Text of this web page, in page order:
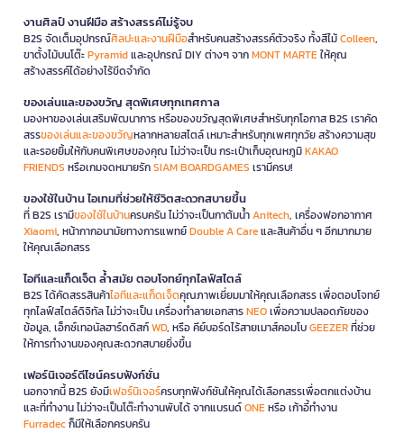
งานศิลป์ งานฝีมือ สร้างสรรค์ไม่รู้จบ
B2S จัดเต็มอุปกรณ์ศิลปะและงานฝีมือสำหรับคนสร้างสรรค์ตัวจริง ทั้งสีไม้Colleen,
ขาตั้งไม้บนโต๊ะPyramidและอุปกรณ์ DIY ต่างๆ จากMONT MARTEให้คุณ
สร้างสรรค์ได้อย่างไร้ขีดจำกัด
ของเล่นและของขวัญ สุดพิเศษทุกเทศกาล
มองหาของเล่นเสริมพัฒนาการ หรือของขวัญสุดพิเศษสำหรับทุกโอกาส B2S เราคัด
สรรของเล่นและของขวัญหลากหลายสไตล์ เหมาะสำหรับทุกเพศทุกวัย สร้างความสุข
และรอยยิ้มให้กับคนพิเศษของคุณ ไม่ว่าจะเป็น กระเป๋าเก็บอุณหภูมิKAKAO
FRIENDS หรือเกมจดหมายรักSIAM BOARDGAMES เรามีครบ!
ของใช้ในบ้าน ไอเทมที่ช่วยให้ชีวิตสะดวกสบายขึ้น
ที่ B2S เรามีของใช้ในบ้านครบครัน ไม่ว่าจะเป็นกาต้มน้ำAnitech, เครื่องฟอกอากาศ
Xiaomi, หน้ากากอนามัยทางการแพทย์Double A Careและสินค้าอื่น ๆ อีกมากมาย
ให้คุณเลือกสรร
ไอทีและแก็ดเจ็ต ล้ำสมัย ตอบโจทย์ทุกไลฟ์สไตล์
B2S ได้คัดสรรสินค้าไอทีและแก็ดเจ็ตคุณภาพเยี่ยมมาให้คุณเลือกสรร เพื่อตอบโจทย์
ทุกไลฟ์สไตล์ดิจิทัล ไม่ว่าจะเป็น เครื่องทำลายเอกสารNEOเพื่อความปลอดภัยของ
ข้อมูล, เอ็กซ์เทอนัลฮาร์ดดิสก์WD, หรือ คีย์บอร์ดไร้สายเมาส์คอมโบGEEZERที่ช่วย
ให้การทำงานของคุณสะดวกสบายยิ่งขึ้น
เฟอร์นิเจอร์ดีไซน์ครบฟังก์ชั่น
นอกจากนี้ B2S ยังมีเฟอร์นิเจอร์ครบทุกฟังก์ชันให้คุณได้เลือกสรรเพื่อตกแต่งบ้าน
และที่ทำงาน ไม่ว่าจะเป็นโต๊ะทำงานพับได้ จากแบรนด์ONEหรือ เก้าอี้ทำงาน
Furradecก็มีให้เลือกครบครัน